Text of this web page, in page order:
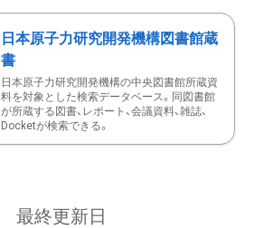
日本原子力研究開発機構図書館蔵
書
日本原子力研究開発機構の中央図書館所蔵資
料を対象とした検索データベース。同図書館
が所蔵する図書、レポート、会議資料、雑誌、
Docketが検索できる。
最終更新日